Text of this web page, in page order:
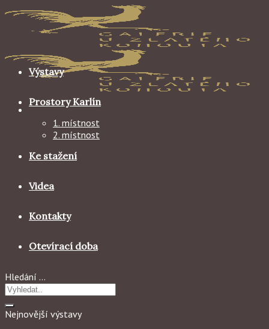
Skip
content
Výstavy
Prostory Karlín
1. místnost
2. místnost
Ke stažení
Videa
Kontakty
Otevírací doba
Hledání …
Nejnovější výstavy